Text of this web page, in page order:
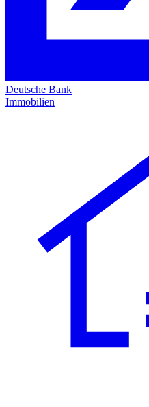
Deutsche Bank
Immobilien